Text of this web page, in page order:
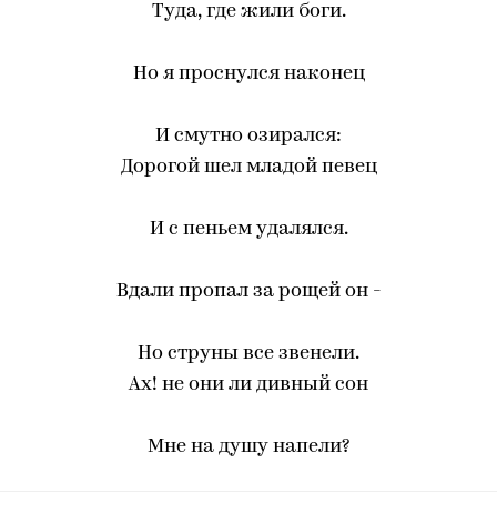
Туда, где жили боги.
Но я проснулся наконец
И смутно озирался:
Дорогой шел младой певец
И с пеньем удалялся.
Вдали пропал за рощей он -
Но струны все звенели.
Ах! не они ли дивный сон
Мне на душу напели?